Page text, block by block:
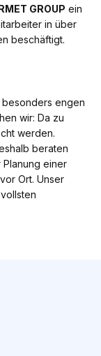
GROUP ein
in über
beschäftigt.
besonders engen
wir: Da zu
werden.
beraten
einer
Ort. Unser